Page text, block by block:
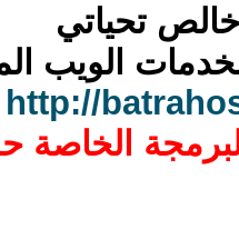
تحياتي
الويب
http://